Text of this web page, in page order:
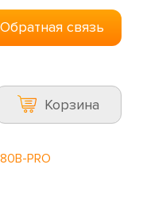
Обратная связь
Корзина
PRO